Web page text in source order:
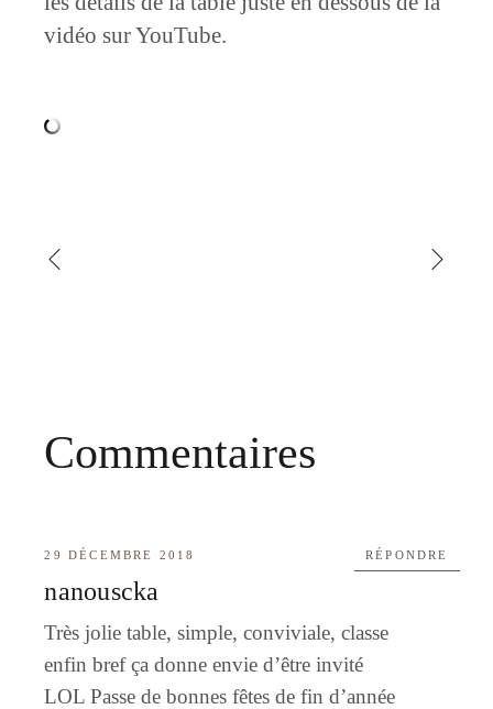
vidéo sur YouTube.
Commentaires
29 DÉCEMBRE 2018
nanouscka
Très jolie table, simple, conviviale, classe
enfin bref ça donne envie d’être invité
LOL Passe de bonnes fêtes de fin d’année
RÉPONDRE